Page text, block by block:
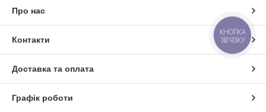
Про нас
Контакти
Доставка та оплата
Графік роботи
КНОПКА
ЗВ'ЯЗКУ